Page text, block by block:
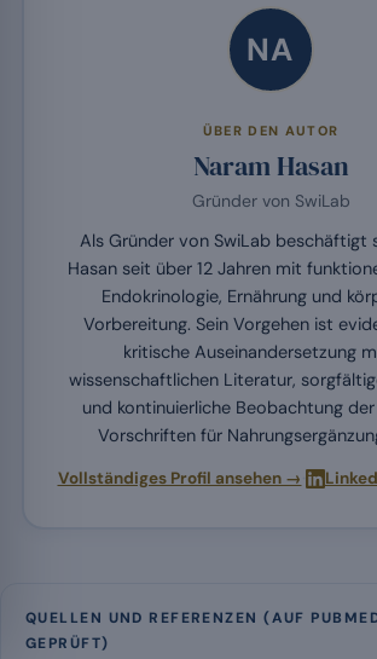
NA
ÜBER DEN AUTOR
Naram Hasan
Gründer von SwiLab
Als Gründer von SwiLab beschäftigt
Hasan seit über 12 Jahren mit
Endokrinologie, Ernährung und
Vorbereitung. Sein Vorgehen ist
kritische Auseinandersetzung
wissenschaftlichen Literatur,
und kontinuierliche Beobachtung
Vorschriften für
Vollständiges Profil ansehen →
QUELLEN UND REFERENZEN (AUF
GEPRÜFT)